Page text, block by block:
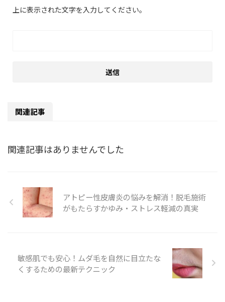
上に表示された文字を入力してください。
関連記事
関連記事はありませんでした
アトピー性皮膚炎の悩みを解消！脱毛施術
がもたらすかゆみ・ストレス軽減の真実
敏感肌でも安心！ムダ毛を自然に目立たな
くするための最新テクニック